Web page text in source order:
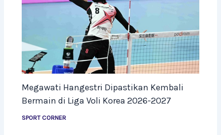
Megawati Hangestri Dipastikan Kembali
Bermain di Liga Voli Korea 2026-2027
SPORT CORNER